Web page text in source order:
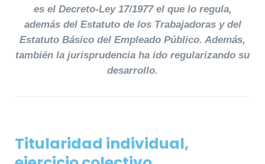
es el Decreto-Ley 17/1977 el que lo regula,
además del Estatuto de los Trabajadoras y del
Estatuto Básico del Empleado Público. Además,
también la jurisprudencia ha ido regularizando su
desarrollo.
Titularidad individual,